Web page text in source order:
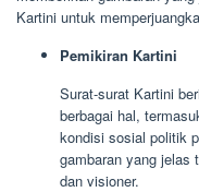
Kartini untuk
Pemikiran Kartini
Surat-surat Kartini
berbagai hal,
kondisi sosial politik
gambaran yang jelas
dan visioner.